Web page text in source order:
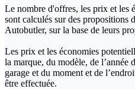
Le nombre d'offres, les prix et les
sont calculés sur des propositions
Autobutler, sur la base de leurs
Les prix et les économies
la marque, du modèle, de
garage et du moment et de
être effectuée.